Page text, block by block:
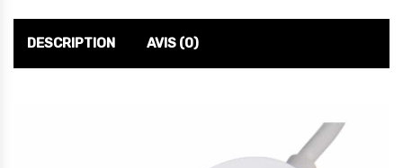
DESCRIPTION AVIS (0)